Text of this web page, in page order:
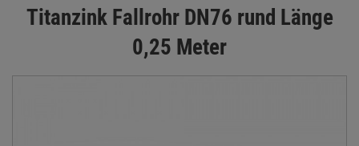
Titanzink Fallrohr DN76 rund Länge
0,25 Meter